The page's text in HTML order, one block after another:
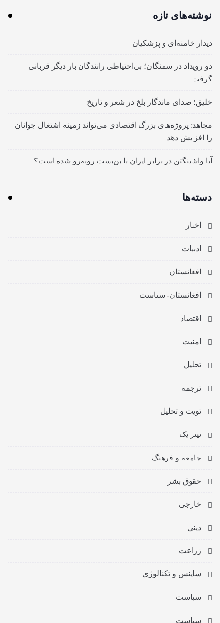
نوشته‌های تازه
دیدار خامنه‌ای و پزشکیان
دو رویداد در سمنگان؛ بی‌احتیاطی رانندگان بار دیگر قربانی
گرفت
خلیق؛ صدای ماندگار بلخ در شعر و تاریخ
مجاهد: پروژه‌های بزرگ اقتصادی می‌تواند زمینه اشتغال جوانان
را افزایش دهد
آیا واشینگتن در برابر ایران با بن‌بست روبه‌رو شده است؟
دسته‌ها
اخبار
ادبیات
افغانستان
افغانستان- سیاست
اقتصاد
امنیت
تحلیل
ترجمه
تویت و تحلیل
تیتر یک
جامعه و فرهنگ
حقوق بشر
خارجی
دینی
زراعت
ساینس و تکنالوژی
سیاست
سیاست